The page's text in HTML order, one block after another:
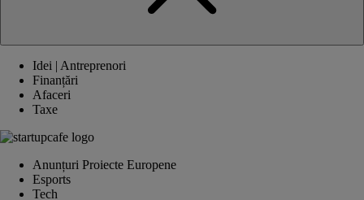
Idei | Antreprenori
Finanțări
Afaceri
Taxe
Anunțuri Proiecte Europene
Esports
Tech